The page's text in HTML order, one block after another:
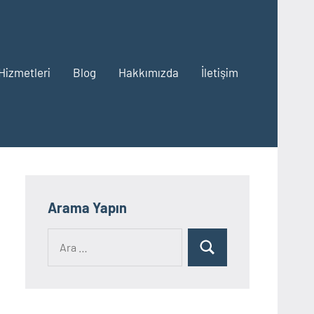
Blog Hakkımızda İletişim
Arama Yapın
Ara